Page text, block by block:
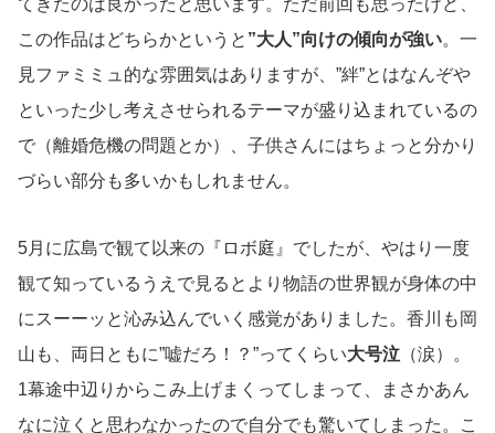
てきたのは良かったと思います。ただ前回も思ったけど、
この作品はどちらかというと ”大人”向けの傾向が強い。一
見ファミミュ的な雰囲気はありますが、”絆”とはなんぞや
といった少し考えさせられるテーマが盛り込まれているの
で（離婚危機の問題とか）、子供さんにはちょっと分かり
づらい部分も多いかもしれません。
5月に広島で観て以来の『ロボ庭』でしたが、やはり一度
観て知っているうえで見るとより物語の世界観が身体の中
にスーーッと沁み込んでいく感覚がありました。香川も岡
山も、両日ともに”嘘だろ！？”ってくらい大号泣 （涙）。
1幕途中辺りからこみ上げまくってしまって、まさかあん
なに泣くと思わなかったので自分でも驚いてしまった。こ